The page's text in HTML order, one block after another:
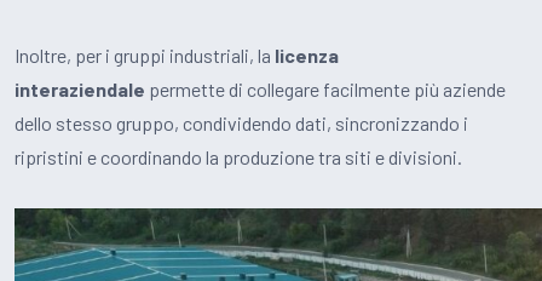
Inoltre, per i gruppi industriali, la licenza
interaziendale permette di collegare facilmente più aziende
dello stesso gruppo, condividendo dati, sincronizzando i
ripristini e coordinando la produzione tra siti e divisioni.